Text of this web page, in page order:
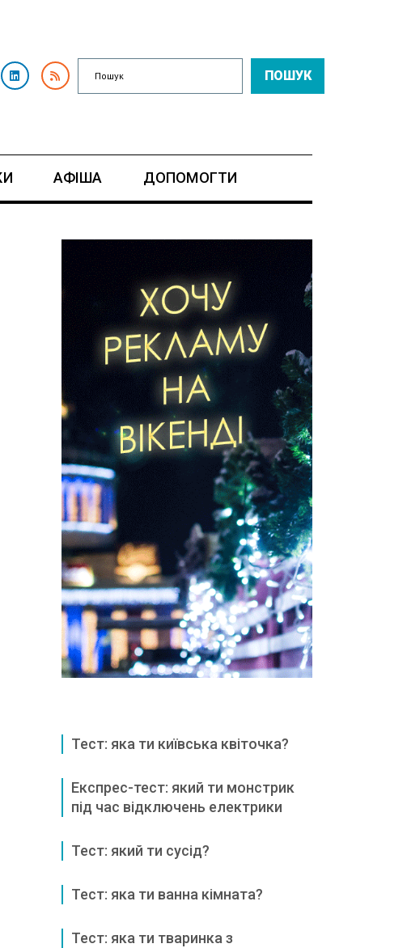
ПОШУК
АФІША ДОПОМОГТИ
Тест: яка ти київська квіточка?
Експрес-тест: який ти монстрик
під час відключень електрики
Тест: який ти сусід?
Тест: яка ти ванна кімната?
Тест: яка ти тваринка з